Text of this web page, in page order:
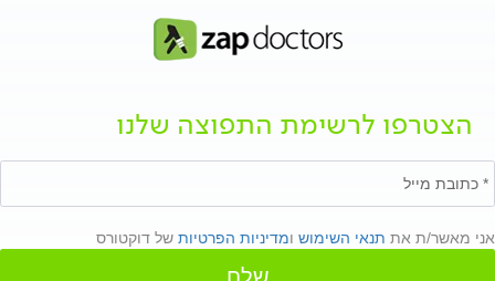
הצטרפו לרשימת התפוצה שלנו
אני מאשר/ת את תנאי השימוש ומדיניות הפרטיות של דוקטורס
שלח